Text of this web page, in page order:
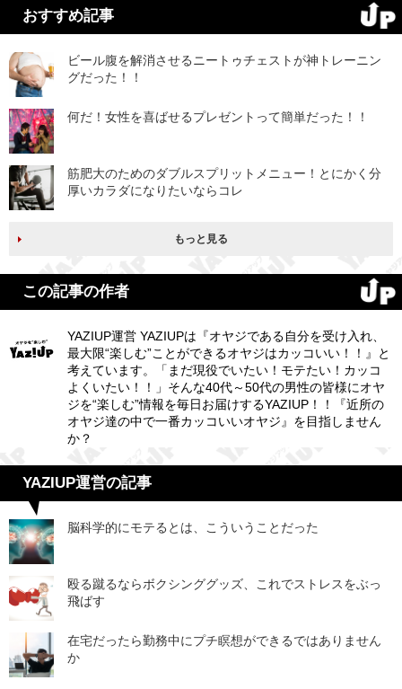
おすすめ記事
ビール腹を解消させるニートゥチェストが神トレーニン
グだった！！
何だ！女性を喜ばせるプレゼントって簡単だった！！
筋肥大のためのダブルスプリットメニュー！とにかく分
厚いカラダになりたいならコレ
もっと見る
この記事の作者
YAZIUP運営 YAZIUPは『オヤジである自分を受け入れ、
最大限“楽しむ”ことができるオヤジはカッコいい！！』と
考えています。「まだ現役でいたい！モテたい！カッコ
よくいたい！！」そんな40代～50代の男性の皆様にオヤ
ジを“楽しむ”情報を毎日お届けするYAZIUP！！『近所の
オヤジ達の中で一番カッコいいオヤジ』を目指しません
か？
YAZIUP運営の記事
脳科学的にモテるとは、こういうことだった
殴る蹴るならボクシンググッズ、これでストレスをぶっ
飛ばす
在宅だったら勤務中にプチ瞑想ができるではありません
か